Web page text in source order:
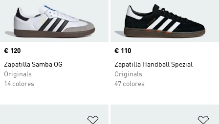
Precio
€ 120
Zapatilla Samba OG
Originals
14 colores
Precio
€ 110
Zapatilla Handball Spezial
Originals
47 colores